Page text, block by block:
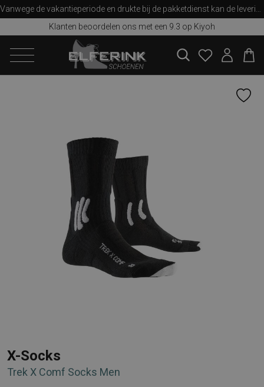
Klanten beoordelen ons met een 9.3 op Kiyoh
zoeken
X-Socks
Trek X Comf Socks Men